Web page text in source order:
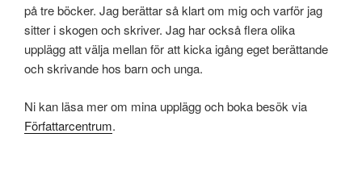
på tre böcker. Jag berättar så klart om mig och varför jag
sitter i skogen och skriver. Jag har också flera olika
upplägg att välja mellan för att kicka igång eget berättande
och skrivande hos barn och unga.
Ni kan läsa mer om mina upplägg och boka besök via
Författarcentrum.